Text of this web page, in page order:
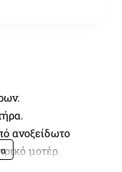
ανοξείδωτο
μοτέρ.